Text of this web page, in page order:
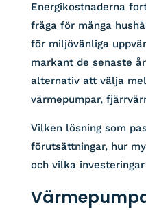
Energikostnaderna
fråga för många
för miljövänliga
markant de senaste
alternativ att välja
värmepumpar,
Vilken lösning som
förutsättningar, hur
och vilka